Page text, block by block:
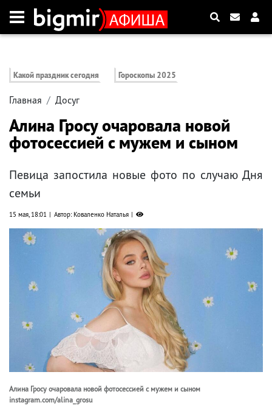
Какой праздник сегодня Гороскопы 2025
Главная Досуг
Алина Гросу очаровала новой
фотосессией с мужем и сыном
Певица запостила новые фото по случаю Дня
семьи
15 мая, 18:01 Автор: Коваленко Наталья
Алина Гросу очаровала новой фотосессией с мужем и сыном
instagram.com/alina_grosu